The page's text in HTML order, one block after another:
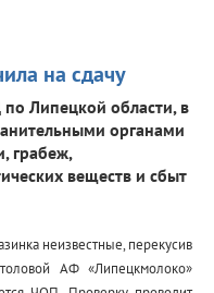
на сдачу
Липецкой области, в
органами
грабеж,
веществ и сбыт
неизвестные, перекусив
АФ «Липецкмолоко»